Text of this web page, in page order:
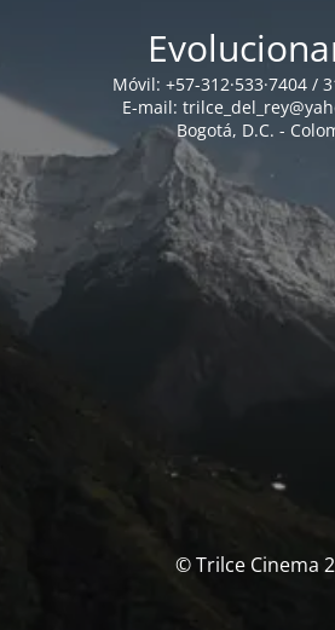
Móvil: +57-312·533·7404 /
E-mail:
Bogotá, D.C. -
© Trilce Cinema